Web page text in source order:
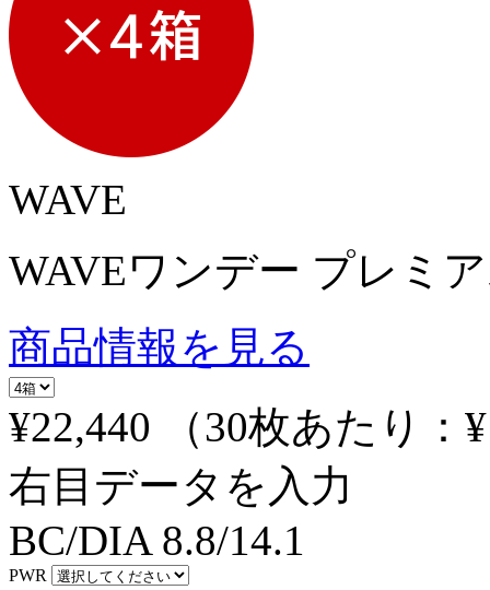
WAVE
WAVEワンデー プレミ
商品情報を見る
¥22,440
（30枚あたり：
右目データを入力
BC/DIA 8.8/14.1
PWR